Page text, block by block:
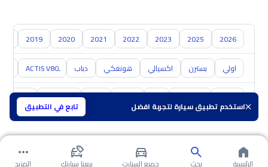
استخدم تطبيق سيارة لتجربة افضل تابع في التطبيق
2026
2025
2023
2022
2021
2020
2019
اولي بسترن اكسيالي هونغكي دباب ِACTIS V80
سوزوكي هافال
الرئيسية بحث جميع السيارت بيعنا سيارتك المزيد